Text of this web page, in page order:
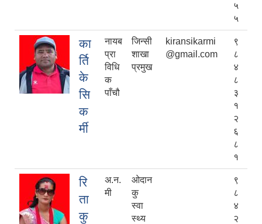
५
५
का
र्ति
के
सि
क
र्मी
नायब
प्रा
विधि
क
पाँचौ
जिन्सी
शाखा
प्रमुख
kiransikarmi
@gmail.com
९
८
४
८
३
१
२
६
८
१
रि
ता
कु
अ.न.
मी
ओदान
कु
स्वा
स्थ्य
९
८
४
२